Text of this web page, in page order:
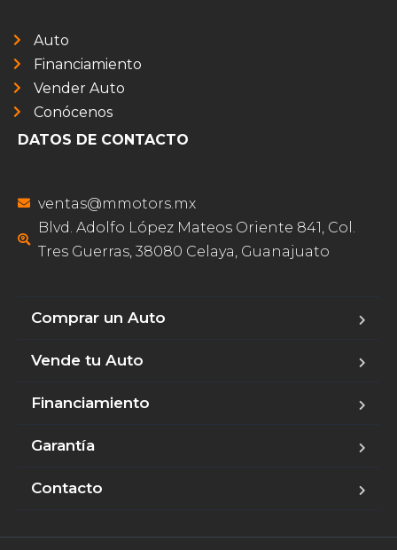
Auto
Financiamiento
Vender Auto
Conócenos
DATOS DE CONTACTO
ventas@mmotors.mx
Blvd. Adolfo López Mateos Oriente 841, Col.
Tres Guerras, 38080 Celaya, Guanajuato
Comprar un Auto
Vende tu Auto
Financiamiento
Garantía
Contacto